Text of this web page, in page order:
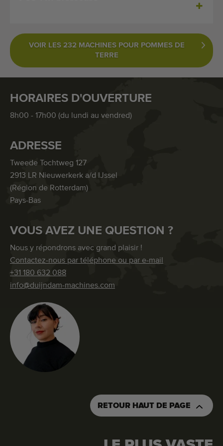
VOIR LES 232 MACHINES POUR POMMES DE
TERRE
HORAIRES D'OUVERTURE
8h00 - 17h00 (du lundi au vendred)
ADRESSE
Tweede Tochtweg 127
2913 LR Nieuwerkerk a/d IJssel
(Région de Rotterdam)
Pays-Bas
VOUS AVEZ UNE QUESTION ?
Nous y répondrons avec grand plaisir !
Contactez-nous par téléphone ou par e-mail
+31 180 632 088
info@duijndam-machines.com
RETOUR HAUT DE PAGE